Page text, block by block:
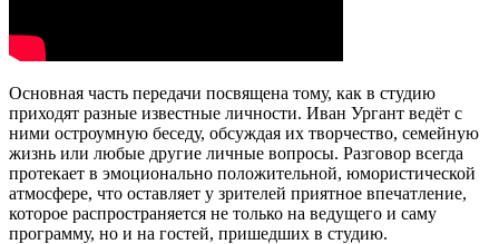
Основная часть передачи посвящена тому, как в студию
приходят разные известные личности. Иван Ургант ведёт с
ними остроумную беседу, обсуждая их творчество, семейную
жизнь или любые другие личные вопросы. Разговор всегда
протекает в эмоционально положительной, юмористической
атмосфере, что оставляет у зрителей приятное впечатление,
которое распространяется не только на ведущего и саму
программу, но и на гостей, пришедших в студию.